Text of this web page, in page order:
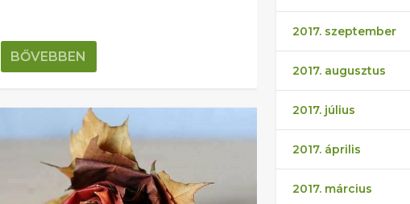
BŐVEBBEN
2017. szeptember
2017. augusztus
2017. július
2017. április
2017. március